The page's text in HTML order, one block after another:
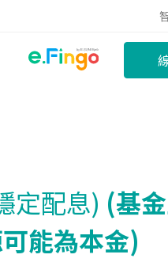
定配息) (基
能為本金)